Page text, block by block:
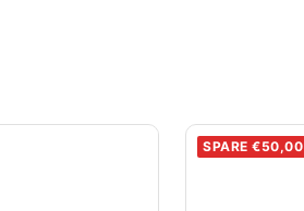
SPARE €50,00